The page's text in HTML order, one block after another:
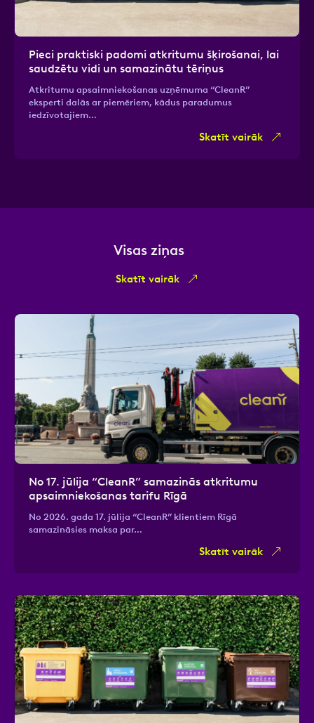
Pieci praktiski padomi atkritumu šķirošanai, lai
saudzētu vidi un samazinātu tēriņus
Atkritumu apsaimniekošanas uzņēmuma “CleanR”
eksperti dalās ar piemēriem, kādus paradumus
iedzīvotajiem…
Skatīt vairāk
Visas ziņas
Skatīt vairāk
No 17. jūlija “CleanR” samazinās atkritumu
apsaimniekošanas tarifu Rīgā
No 2026. gada 17. jūlija “CleanR” klientiem Rīgā
samazināsies maksa par…
Skatīt vairāk